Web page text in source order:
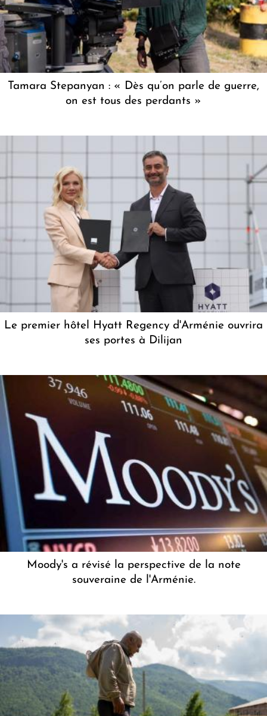
Tamara Stepanyan : « Dès qu’on parle de guerre,
on est tous des perdants »
Le premier hôtel Hyatt Regency d'Arménie ouvrira
ses portes à Dilijan
Moody's a révisé la perspective de la note
souveraine de l'Arménie.